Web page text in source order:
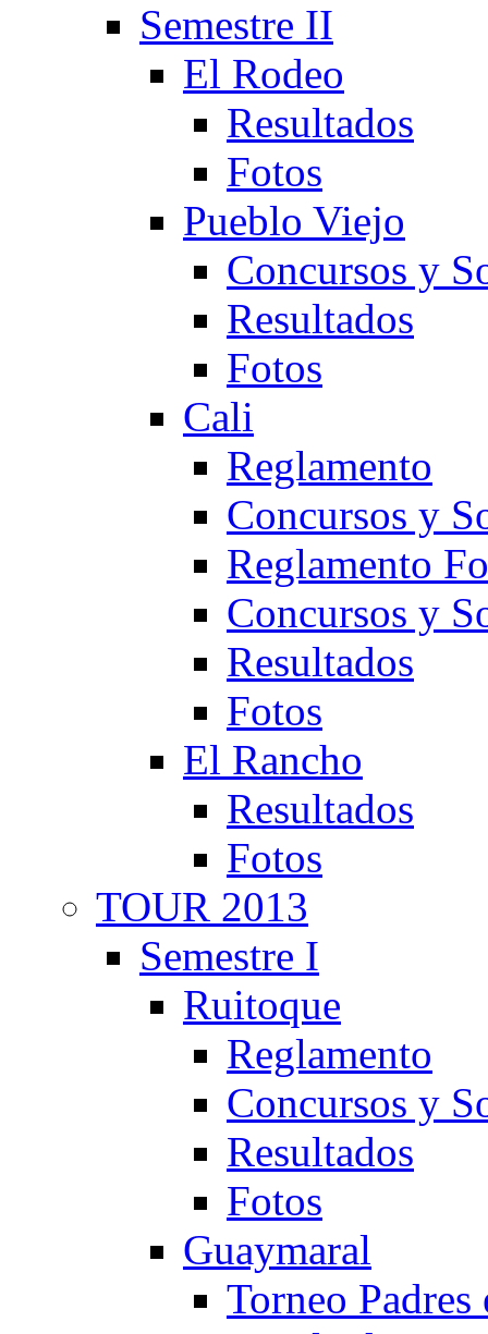
Semestre II
El Rodeo
Resultados
Fotos
Pueblo Viejo
Concursos y
Resultados
Fotos
Cali
Reglamento
Concursos y
Reglamento
Concursos y
Resultados
Fotos
El Rancho
Resultados
Fotos
TOUR 2013
Semestre I
Ruitoque
Reglamento
Concursos y
Resultados
Fotos
Guaymaral
Torneo